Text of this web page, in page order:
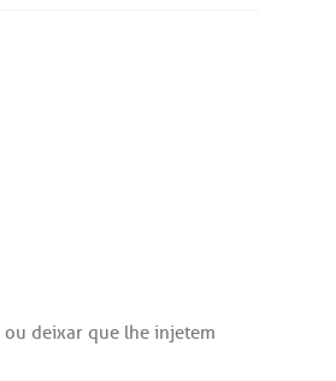
ou deixar que lhe injetem